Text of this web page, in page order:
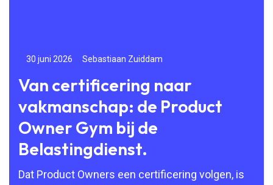
Van certificering naar
vakmanschap: de Product
Owner Gym bij de
Belastingdienst.
Dat Product Owners een certificering volgen, is
Sebastiaan Zuiddam
30 juni 2026